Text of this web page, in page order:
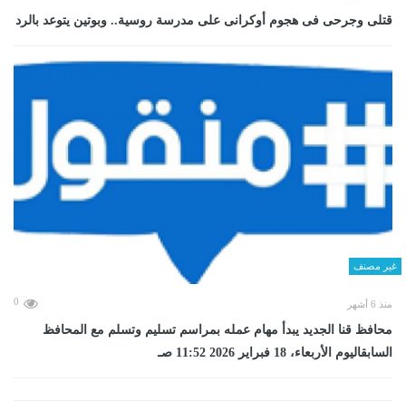
قتلى وجرحى فى هجوم أوكرانى على مدرسة روسية.. وبوتين يتوعد بالرد
غير مصنف
منذ 6 أشهر 0
محافظ قنا الجديد يبدأ مهام عمله بمراسم تسليم وتسلم مع المحافظ
السابقاليوم الأربعاء، 18 فبراير 2026 11:52 صـ